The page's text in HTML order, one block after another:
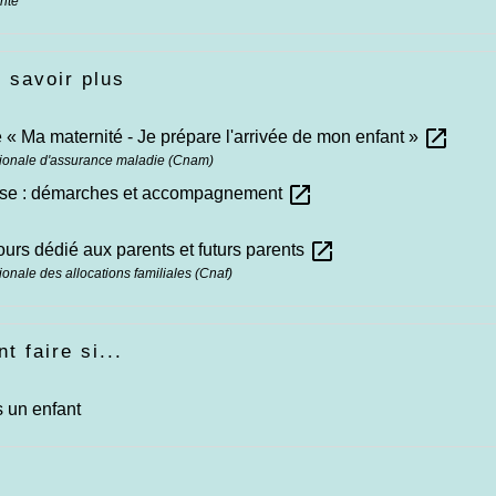
savoir plus
« Ma maternité - Je prépare l'arrivée de mon enfant » open_in_new
d'assurance maladie (Cnam)
: démarches et accompagnement open_in_new
dédié aux parents et futurs parents open_in_new
des allocations familiales (Cnaf)
faire si...
un enfant